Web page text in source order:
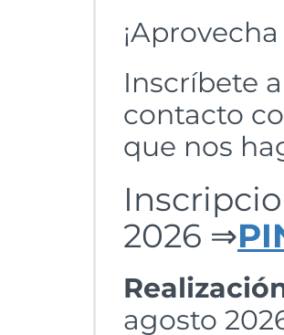
Inscríbete
contacto
que nos
2026 ⇒PI
agosto